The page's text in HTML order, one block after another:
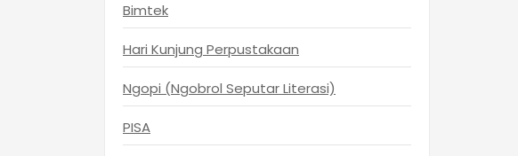
Bimtek
Hari Kunjung Perpustakaan
Ngopi (Ngobrol Seputar Literasi)
PISA